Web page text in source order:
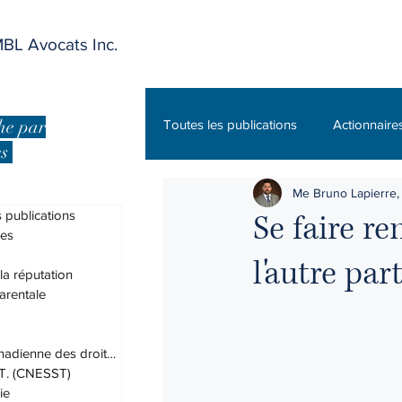
Avocats Inc.
par
publications
réputation
Charte canadienne des droits et lib
(CNESST)
Toutes les publications
Charte canadienne des droits et lib
Droit administratif
Se faire
l'autre
Me Bruno Lapierre,